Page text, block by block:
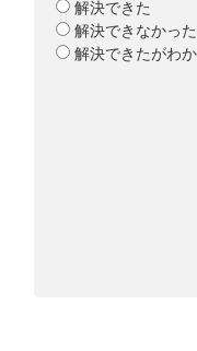
解決できた
解決できなかった
解決できたがわ